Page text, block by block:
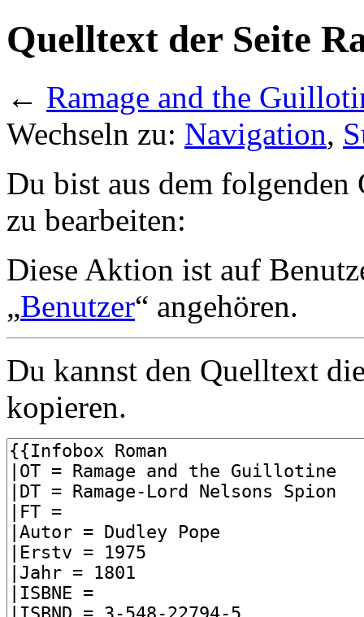
Quelltext der Seite
← Ramage and the
Wechseln zu: Navigation,
Du bist aus dem
zu bearbeiten:
Diese Aktion ist auf
„Benutzer“ angehören.
Du kannst den Quelltext
kopieren.